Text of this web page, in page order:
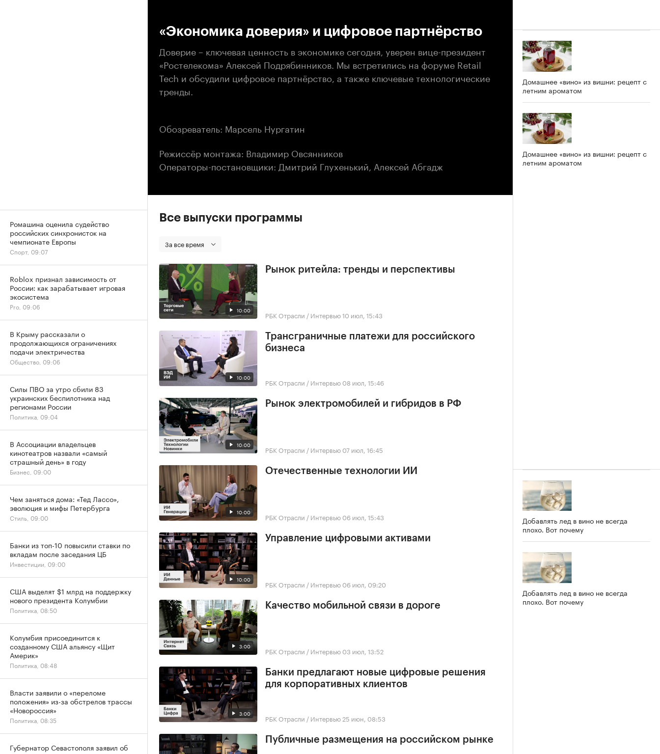
«Экономика доверия» и цифровое партнёрство
Доверие – ключевая ценность в экономике сегодня, уверен вице-президент
«Ростелекома» Алексей Подрябинников. Мы встретились на форуме Retail
Tech и обсудили цифровое партнёрство, а также ключевые технологические
тренды.
Обозреватель: Марсель Нургатин
Режиссёр монтажа: Владимир Овсянников
Операторы-постановщики: Дмитрий Глухенький, Алексей Абгадж
Все выпуски программы
За все время
10:00
Рынок ритейла: тренды и перспективы
РБК Отрасли / Интервью10 июл, 15:43
10:00
Трансграничные платежи для российского
бизнеса
РБК Отрасли / Интервью 08 июл, 15:46
10:00
Рынок электромобилей и гибридов в РФ
РБК Отрасли / Интервью 07 июл, 16:45
10:00
Отечественные технологии ИИ
РБК Отрасли / Интервью 06 июл, 15:43
10:00
Управление цифровыми активами
РБК Отрасли / Интервью 06 июл, 09:20
3:00
Качество мобильной связи в дороге
РБК Отрасли / Интервью 03 июл, 13:52
3:00
Банки предлагают новые цифровые решения
для корпоративных клиентов
РБК Отрасли / Интервью 25 июн, 08:53
Публичные размещения на российском рынке
Домашнее «вино» из вишни: рецепт с
летним ароматом
Домашнее «вино» из вишни: рецепт с
летним ароматом
Добавлять лед в вино не всегда
плохо. Вот почему
Добавлять лед в вино не всегда
плохо. Вот почему
Ромашина оценила судейство
российских синхронисток на
чемпионате Европы
Спорт, 09:07
Roblox признал зависимость от
России: как зарабатывает игровая
экосистема
Pro, 09:06
В Крыму рассказали о
продолжающихся ограничениях
подачи электричества
Общество, 09:06
Силы ПВО за утро сбили 83
украинских беспилотника над
регионами России
Политика, 09:04
В Ассоциации владельцев
кинотеатров назвали «самый
страшный день» в году
Бизнес, 09:00
Чем заняться дома: «Тед Лассо»,
эволюция и мифы Петербурга
Стиль, 09:00
Банки из топ-10 повысили ставки по
вкладам после заседания ЦБ
Инвестиции, 09:00
США выделят $1 млрд на поддержку
нового президента Колумбии
Политика, 08:50
Колумбия присоединится к
созданному США альянсу «Щит
Америк»
Политика, 08:48
Власти заявили о «переломе
положения» из-за обстрелов трассы
«Новороссия»
Политика, 08:35
Губернатор Севастополя заявил об